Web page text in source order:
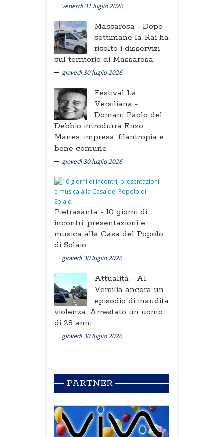
venerdì 31 luglio 2026
Massarosa - Dopo
settimane la Rai ha
risolto i disservizi
sul territorio di Massarosa
giovedì 30 luglio 2026
Festival La
Versiliana -
Domani Paolo del
Debbio introdurrà Enzo
Manes: impresa, filantropia e
bene comune
giovedì 30 luglio 2026
Pietrasanta - 10 giorni di
incontri, presentazioni e
musica alla Casa del Popolo
di Solaio
giovedì 30 luglio 2026
Attualità - Al
Versilia ancora un
episodio di inaudita
violenza. Arrestato un uomo
di 28 anni
giovedì 30 luglio 2026
PARTNER